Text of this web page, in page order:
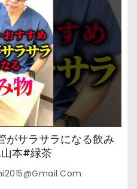
がサラサラになる飲み
本#緑茶